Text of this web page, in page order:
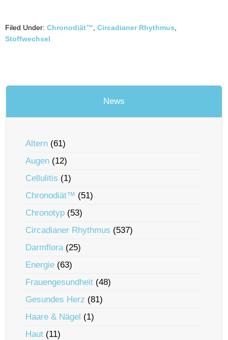
Filed Under: Chronodiät™ Circadianer Rhythmus
Stoffwechsel
News
Altern (61)
Augen (12)
Cellulitis (1)
Chronodiät™ (51)
Chronotyp (53)
Circadianer Rhythmus (537)
Darmflora(25)
Energie (63)
Frauengesundheit (48)
Gesundes Herz (81)
Haare & Nägel (1)
Haut (11)